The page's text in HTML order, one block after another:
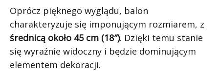
Oprócz pięknego wyglądu, balon
charakteryzuje się imponującym rozmiarem, z
średnicą około 45 cm (18″). Dzięki temu stanie
się wyraźnie widoczny i będzie dominującym
elementem dekoracji.